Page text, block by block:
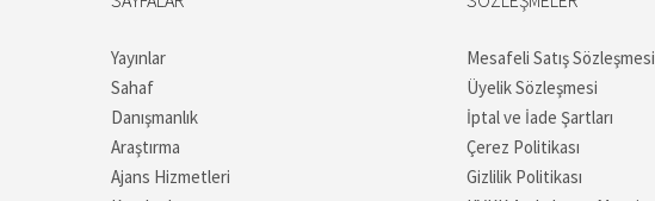
Yayınlar
Sahaf
Danışmanlık
Araştırma
Ajans Hizmetleri
Mesafeli Satış Sözleşmesi
Üyelik Sözleşmesi
İptal ve İade Şartları
Çerez Politikası
Gizlilik Politikası